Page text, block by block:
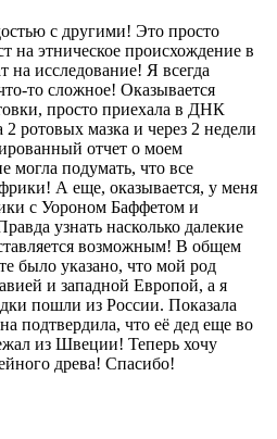
с другими! Это просто
на этническое происхождение в
на исследование! Я всегда
то сложное! Оказывается
просто приехала в ДНК
2 ротовых мазка и через 2 недели
отчет о моем
могла подумать, что все
А еще, оказывается, у меня
с Уороном Баффетом и
узнать насколько далекие
возможным! В общем
было указано, что мой род
и западной Европой, а я
пошли из России. Показала
подтвердила, что её дед еще во
из Швеции! Теперь хочу
древа! Спасибо!